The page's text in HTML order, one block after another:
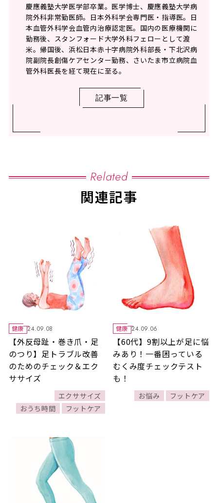
慶應義塾大学医学部卒業。医学博士、慶應義塾大学病
院外科非常勤医師。日本外科学会専門医・指導医。日
本血管外科学会血管内治療認定医。国内の医療機関に
勤務後、スタンフォード大学外科フェローとして渡
米。帰国後、浜松日本赤十字病院外科部長・下北沢病
院副院長創傷ケアセンター勤務、さいたま市立病院血
管外科医長を経て現在に至る。
記事一覧
Related
関連記事
健康 24.09.08
【外反母趾・巻き爪・足
のつり】足トラブル改善
のためのチェック＆エク
ササイズ
エクササイズ
おうち時間
フットケア
健康 24.09.06
【60代】9割以上が足に悩
みあり！一番困っている
むくみ度チェックテスト
も！
お悩み フットケア